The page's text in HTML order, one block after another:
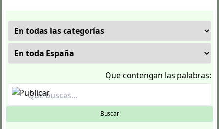
Que contengan las palabras:
Buscar